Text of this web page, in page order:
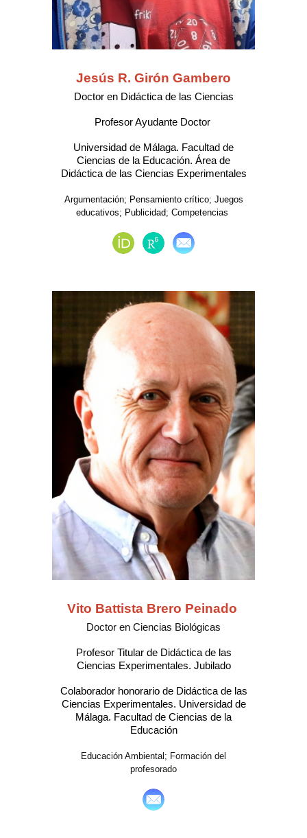
Jesús R. Girón Gambero
Doctor en Didáctica de las Ciencias
Profesor Ayudante Doctor
Universidad de Málaga. Facultad de
Ciencias de la Educación. Área de
Didáctica de las Ciencias Experimentales
Argumentación; Pensamiento crítico; Juegos
educativos; Publicidad; Competencias
Vito Battista Brero Peinado
Doctor en Ciencias Biológicas
Profesor Titular de Didáctica de las
Ciencias Experimentales. Jubilado
Colaborador honorario de Didáctica de las
Ciencias Experimentales. Universidad de
Málaga. Facultad de Ciencias de la
Educación
Educación Ambiental; Formación del
profesorado